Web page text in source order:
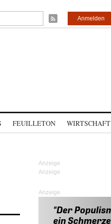
Anmelden
FEUILLETON WIRTSCHAFT
Anzeige